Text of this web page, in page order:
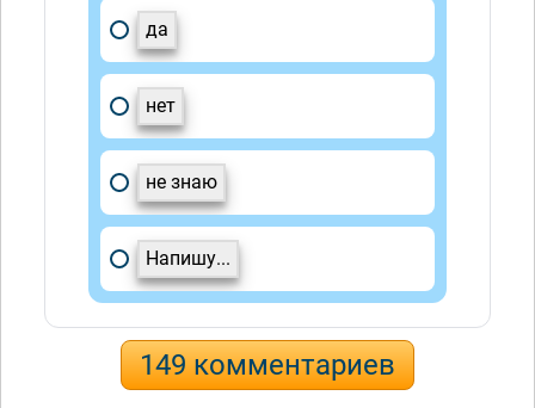
да
нет
не знаю
Напишу...
149 комментариев